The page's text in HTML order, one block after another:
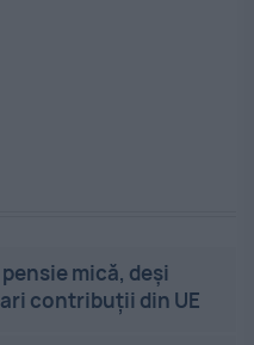
mică, deși
contribuții din UE